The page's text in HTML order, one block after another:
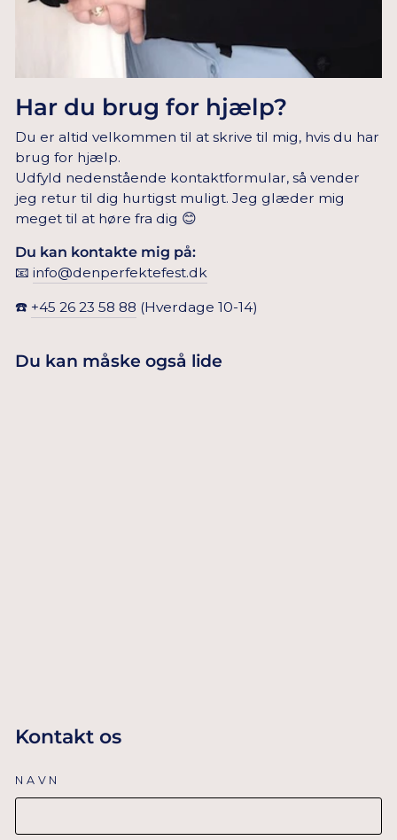
Har du brug for hjælp?
Du er altid velkommen til at skrive til mig, hvis du har
brug for hjælp.
Udfyld nedenstående kontaktformular, så vender
jeg retur til dig hurtigst muligt. Jeg glæder mig
meget til at høre fra dig 😊
Du kan kontakte mig på:
📧 info@denperfektefest.dk
☎️ +45 26 23 58 88 (Hverdage 10-14)
Du kan måske også lide
Kontakt os
NAVN